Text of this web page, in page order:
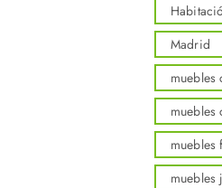
Madrid
muebles
muebles
muebles
muebles